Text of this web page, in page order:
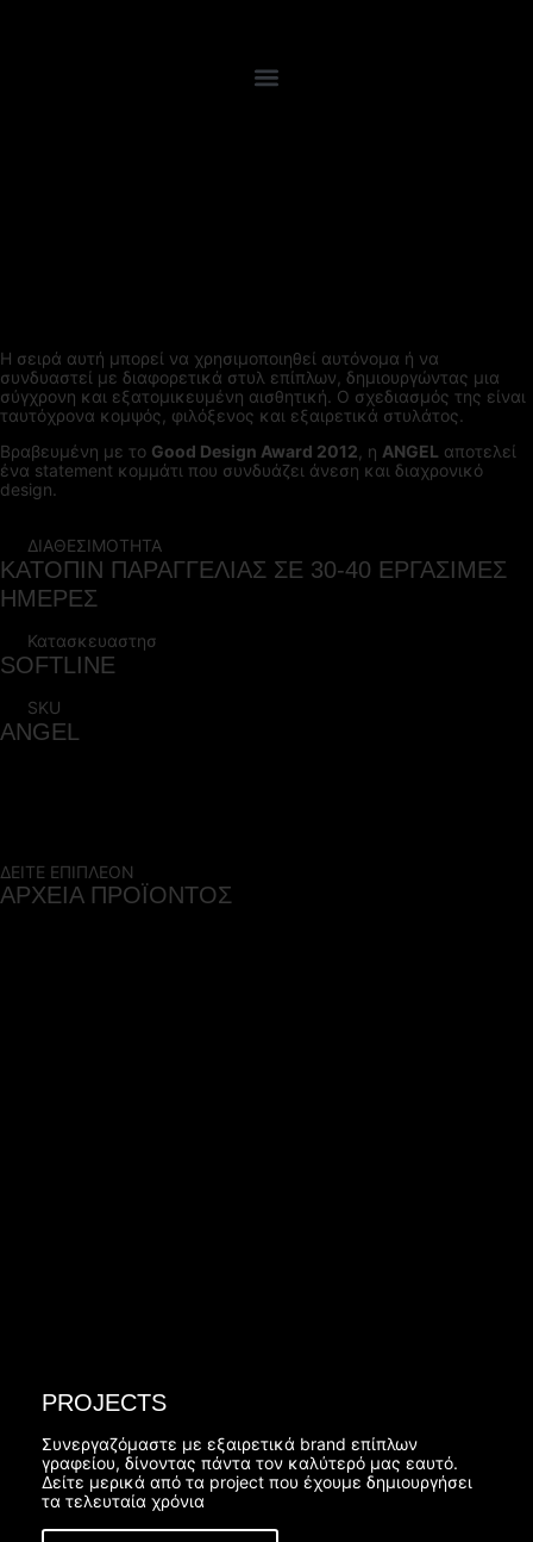
Η σειρά αυτή μπορεί να χρησιμοποιηθεί αυτόνομα ή να
συνδυαστεί με διαφορετικά στυλ επίπλων, δημιουργώντας μια
σύγχρονη και εξατομικευμένη αισθητική. Ο σχεδιασμός της είναι
ταυτόχρονα κομψός, φιλόξενος και εξαιρετικά στυλάτος.
Βραβευμένη με το Good Design Award 2012 , η ANGEL αποτελεί
ένα statement κομμάτι που συνδυάζει άνεση και διαχρονικό
design.
ΔΙΑΘΕΣΙΜΟΤΗΤΑ
ΚΑΤΟΠΙΝ ΠΑΡΑΓΓΕΛΙΑΣ ΣΕ 30-40 ΕΡΓΑΣΙΜΕΣ
ΗΜΕΡΕΣ
Κατασκευαστησ
SOFTLINE
SKU
ANGEL
ΔΕΙΤΕ ΕΠΙΠΛΕΟΝ
ΑΡΧΕΙΑ ΠΡΟΪΟΝΤΟΣ
PROJECTS
Συνεργαζόμαστε με εξαιρετικά brand επίπλων
γραφείου, δίνοντας πάντα τον καλύτερό μας εαυτό.
Δείτε μερικά από τα project που έχουμε δημιουργήσει
τα τελευταία χρόνια